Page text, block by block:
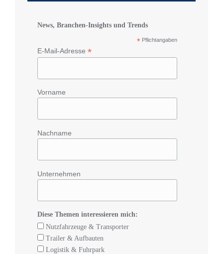
News, Branchen-Insights und Trends
* Pflichtangaben
E-Mail-Adresse *
Vorname
Nachname
Unternehmen
Diese Themen interessieren mich:
Nutzfahrzeuge & Transporter
Trailer & Aufbauten
Logistik & Fuhrpark